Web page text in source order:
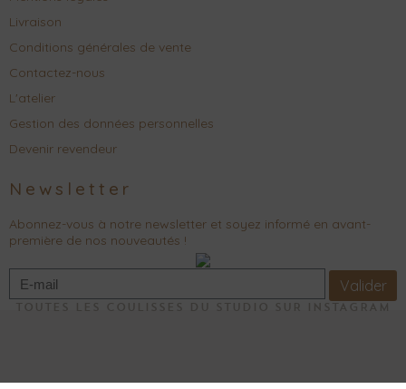
Livraison
Conditions générales de vente
Contactez-nous
L'atelier
Gestion des données personnelles
Devenir revendeur
Newsletter
Abonnez-vous à notre newsletter et soyez informé en avant-
première de nos nouveautés !
Valider
TOUTES LES COULISSES DU STUDIO SUR INSTAGRAM